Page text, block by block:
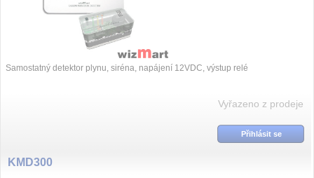
Samostatný detektor plynu, siréna, napájení 12VDC, výstup relé
Vyřazeno z prodeje
Přihlásit se
KMD300